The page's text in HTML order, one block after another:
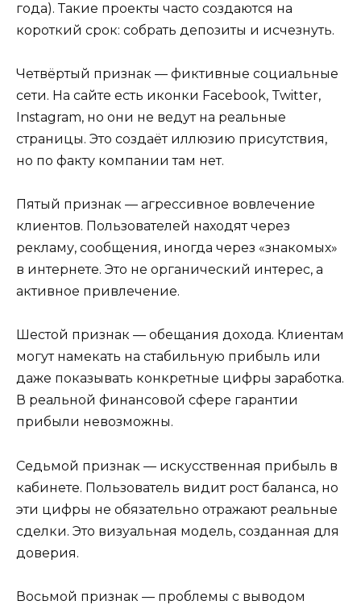
года). Такие проекты часто создаются на
короткий срок: собрать депозиты и исчезнуть.
Четвёртый признак — фиктивные социальные
сети. На сайте есть иконки Facebook, Twitter,
Instagram, но они не ведут на реальные
страницы. Это создаёт иллюзию присутствия,
но по факту компании там нет.
Пятый признак — агрессивное вовлечение
клиентов. Пользователей находят через
рекламу, сообщения, иногда через «знакомых»
в интернете. Это не органический интерес, а
активное привлечение.
Шестой признак — обещания дохода. Клиентам
могут намекать на стабильную прибыль или
даже показывать конкретные цифры заработка.
В реальной финансовой сфере гарантии
прибыли невозможны.
Седьмой признак — искусственная прибыль в
кабинете. Пользователь видит рост баланса, но
эти цифры не обязательно отражают реальные
сделки. Это визуальная модель, созданная для
доверия.
Восьмой признак — проблемы с выводом